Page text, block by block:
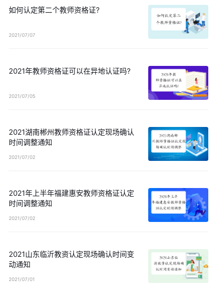
如何认定第二个教师资格证?
2021/07/07
2021年教师资格证可以在异地认证吗?
2021/07/05
2021湖南郴州教师资格证认定现场确认
时间调整通知
2021/07/02
2021年上半年福建惠安教师资格证认定
时间调整通知
2021/07/02
2021山东临沂教资认定现场确认时间变
动通知
2021/07/01